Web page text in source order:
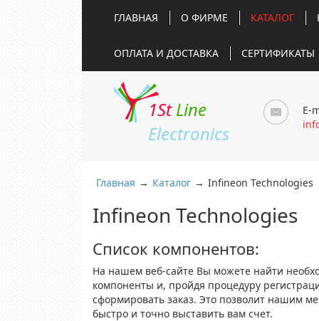
ГЛАВНАЯ О ФИРМЕ КАТАЛОГ
ОПЛАТА И ДОСТАВКА СЕРТИФИКАТЫ
1St Line
Electronics
E-
Главная → Каталог → Infineon Technologies
Infineon Technologies
Список компонентов:
На нашем веб-сайте Вы можете найти
компоненты и, пройдя процедуру
сформировать заказ. Это позволит нашим
быстро и точно выставить вам счет.